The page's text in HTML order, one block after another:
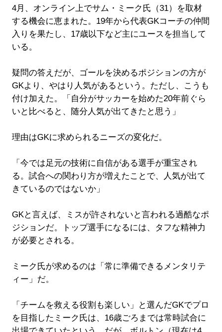
4月、オンライン上でサム・ミーク氏（31）を取材
する機会に恵まれた。19年から代表GKコーチの仲間
入りを果たし、17歳以下など主にユースを担当して
いる。
疑問の答えだが、ゴールを決めるポジションの方が
GKより、やはり人気があるという。ただし、こうも
付け加えた。「自分がサッカーを始めた20年前ぐら
いと比べると、随分人気が出てきたと思う」
理由はGKに求められるニーズの変化だ。
「今では足元の技術に自信がある選手が重宝され
る。試合への関わり方が増えたことで、人気が出て
きているのではないか」
GKと言えば、ミスが許されないと言われる過酷なポ
ジションだ。トップ選手になるには、タフな精神力
が必要とされる。
ミーク氏が求めるのは「常に準備できるメンタリテ
ィー」だ。
「チームを救える役割も楽しい」と選んだGKでプロ
を目指したミーク氏は、16歳ごろまでは常時試合に